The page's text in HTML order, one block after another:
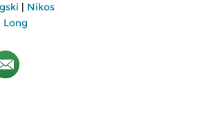
| Nikos
Long